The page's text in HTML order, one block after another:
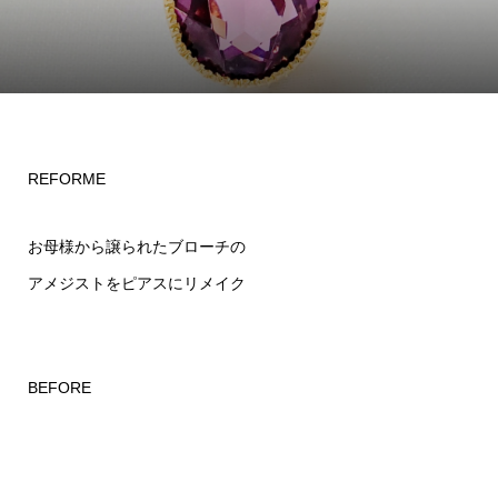
オーダー&リフォーム
REFORME
お母様から譲られたブローチの
アメジストをピアスにリメイク
BEFORE